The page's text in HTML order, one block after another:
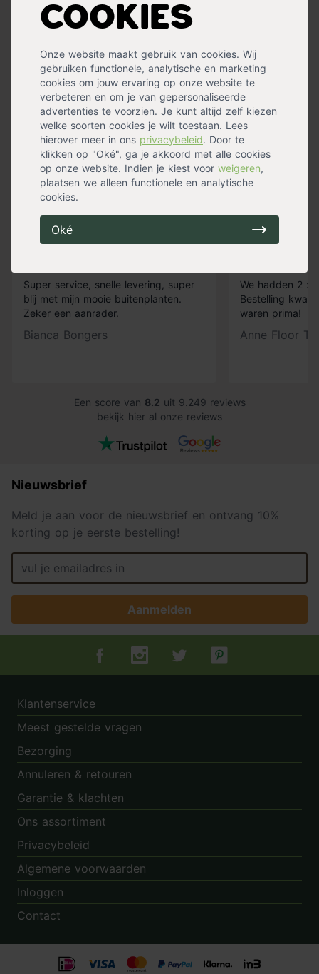
Cookies
Onze website maakt gebruik van cookies. Wij
gebruiken functionele, analytische en marketing
cookies om jouw ervaring op onze website te
verbeteren en om je van gepersonaliseerde
advertenties te voorzien. Je kunt altijd zelf kiezen
welke soorten cookies je wilt toestaan. Lees
hierover meer in ons privacybeleid. Door te
klikken op "Oké", ga je akkoord met alle cookies
op onze website. Indien je kiest voor weigeren,
plaatsen we alleen functionele en analytische
cookies.
Oké
Mail ons
Ervaringen met Tuincentrum.nl
Super service, snelle levering, super
blij met mijn mooie buitenplanten.
Zeker een aanrader.
Bianca Bongers
We hadden 2 x
Bestelling
waren prima!
Anne Floor
Een score van 8.2 uit 9.249 reviews
bekijk hier al onze reviews
Nieuwsbrief
Meld je aan voor de nieuwsbrief en ontvang 10%
korting op je eerste bestelling!
Aanmelden
Tuincentrum.nl op Facebook
Tuincentrum.nl op Instagram
Tuincentrum.nl op Twitter
Tuincentrum.nl op
Klantenservice
Meest gestelde vragen
Bezorging
Annuleren & retouren
Garantie & klachten
Ons assortiment
Privacybeleid
Algemene voorwaarden
Inloggen
Contact